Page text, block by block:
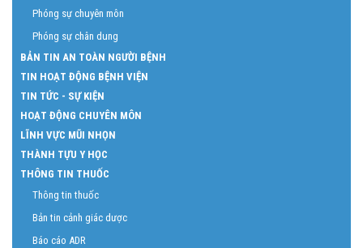
Phóng sự chuyên môn
Phóng sự chân dung
BẢN TIN AN TOÀN NGƯỜI BỆNH
TIN HOẠT ĐỘNG BỆNH VIỆN
TIN TỨC - SỰ KIỆN
HOẠT ĐỘNG CHUYÊN MÔN
LĨNH VỰC MŨI NHỌN
THÀNH TỰU Y HỌC
THÔNG TIN THUỐC
Thông tin thuốc
Bản tin cảnh giác dược
Báo cáo ADR